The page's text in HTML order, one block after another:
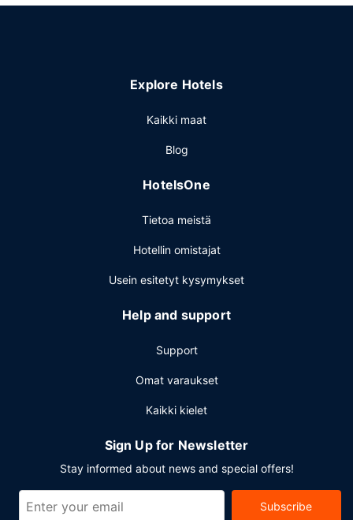
Explore Hotels
Kaikki maat
Blog
HotelsOne
Tietoa meistä
Hotellin omistajat
Usein esitetyt kysymykset
Help and support
Support
Omat varaukset
Kaikki kielet
Sign Up for Newsletter
Stay informed about news and special offers!
Subscribe